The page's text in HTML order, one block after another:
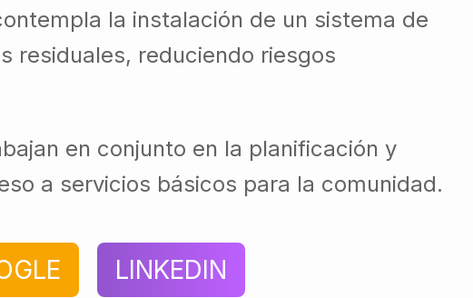
la instalación de un sistema de
residuales, reduciendo riesgos
en conjunto en la planificación y
a servicios básicos para la comunidad.
LINKEDIN